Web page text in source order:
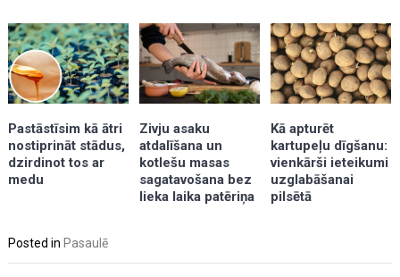
Pastāstīsim kā ātri
nostiprināt stādus,
dzirdinot tos ar
medu
Zivju asaku
atdalīšana un
kotlešu masas
sagatavošana bez
lieka laika patēriņa
Kā apturēt
kartupeļu dīgšanu:
vienkārši ieteikumi
uzglabāšanai
pilsētā
Posted in Pasaulē